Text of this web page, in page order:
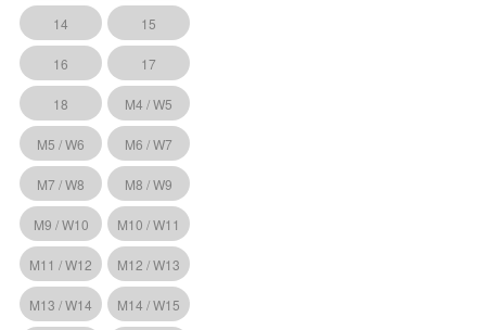
14 15
16 17
18 M4 / W5
M5 / W6 M6 / W7
M7 / W8 M8 / W9
M9 / W10 M10 / W11
M11 / W12 M12 / W13
M13 / W14 M14 / W15